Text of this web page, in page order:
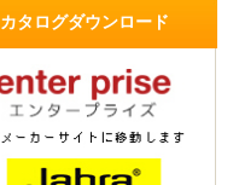
カタログダウンロード